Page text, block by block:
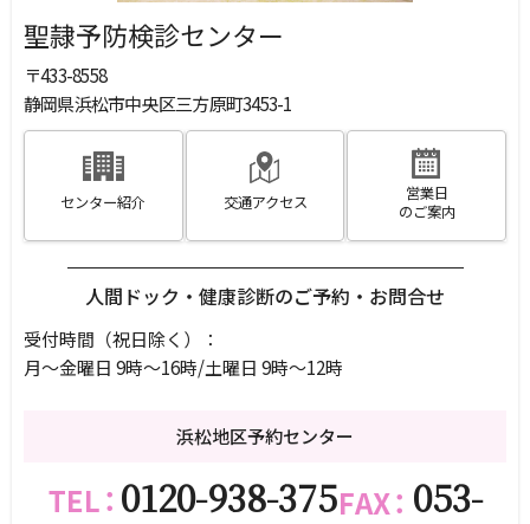
聖隷予防検診センター
〒433-8558
静岡県浜松市中央区三方原町3453-1
センター紹介 交通アクセス
営業日
のご案内
人間ドック・健康診断のご予約・お問合せ
受付時間（祝日除く）
：
月～金曜日 9時～16時/土曜日 9時～12時
浜松地区予約センター
0120-938-375
053-